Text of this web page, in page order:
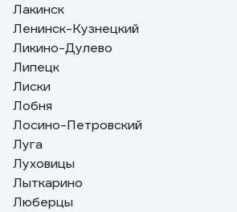
Лакинск
Ленинск-Кузнецкий
Ликино-Дулево
Липецк
Лиски
Лобня
Лосино-Петровский
Луга
Луховицы
Лыткарино
Люберцы